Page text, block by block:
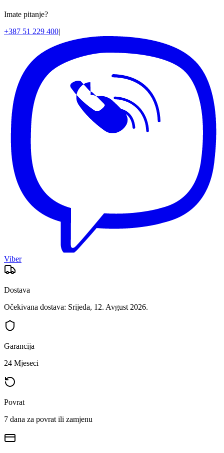
Imate pitanje?
+387 51 229 400|
Viber
Dostava
Očekivana dostava: Srijeda, 12. Avgust 2026.
Garancija
24 Mjeseci
Povrat
7 dana za povrat ili zamjenu